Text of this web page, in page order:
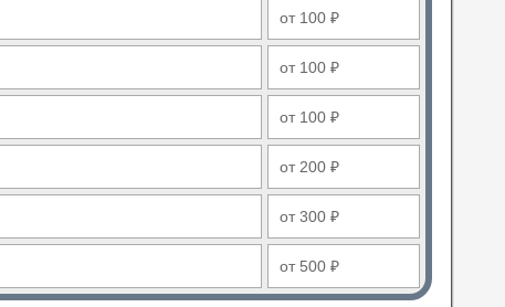
от 100 ₽
от 100 ₽
от 100 ₽
от 200 ₽
от 300 ₽
от 500 ₽